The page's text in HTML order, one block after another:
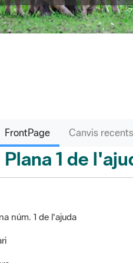
FrontPage Canvis recents
Plana 1 de
núm. 1 de l'ajuda